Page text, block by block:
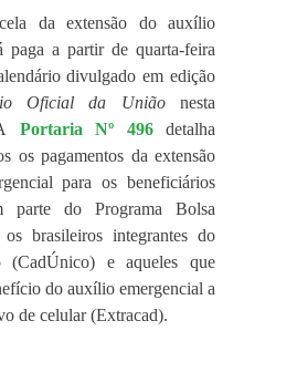
da extensão do auxílio
paga a partir de quarta-feira
divulgado em edição
Oficial da Uniãonesta
Portaria Nº 496detalha
os pagamentos da extensão
para os beneficiários
parte do Programa Bolsa
brasileiros integrantes do
(CadÚnico) e aqueles que
do auxílio emergencial a
de celular (Extracad).